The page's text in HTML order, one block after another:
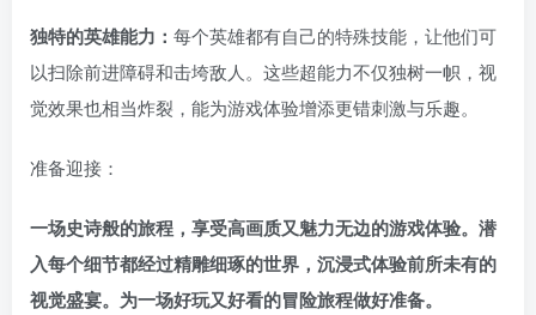
独特的英雄能力： 每个英雄都有自己的特殊技能，让他们可
以扫除前进障碍和击垮敌人。这些超能力不仅独树一帜，视
觉效果也相当炸裂，能为游戏体验增添更错刺激与乐趣。
准备迎接：
一场史诗般的旅程，享受高画质又魅力无边的游戏体验。潜
入每个细节都经过精雕细琢的世界，沉浸式体验前所未有的
视觉盛宴。为一场好玩又好看的冒险旅程做好准备。